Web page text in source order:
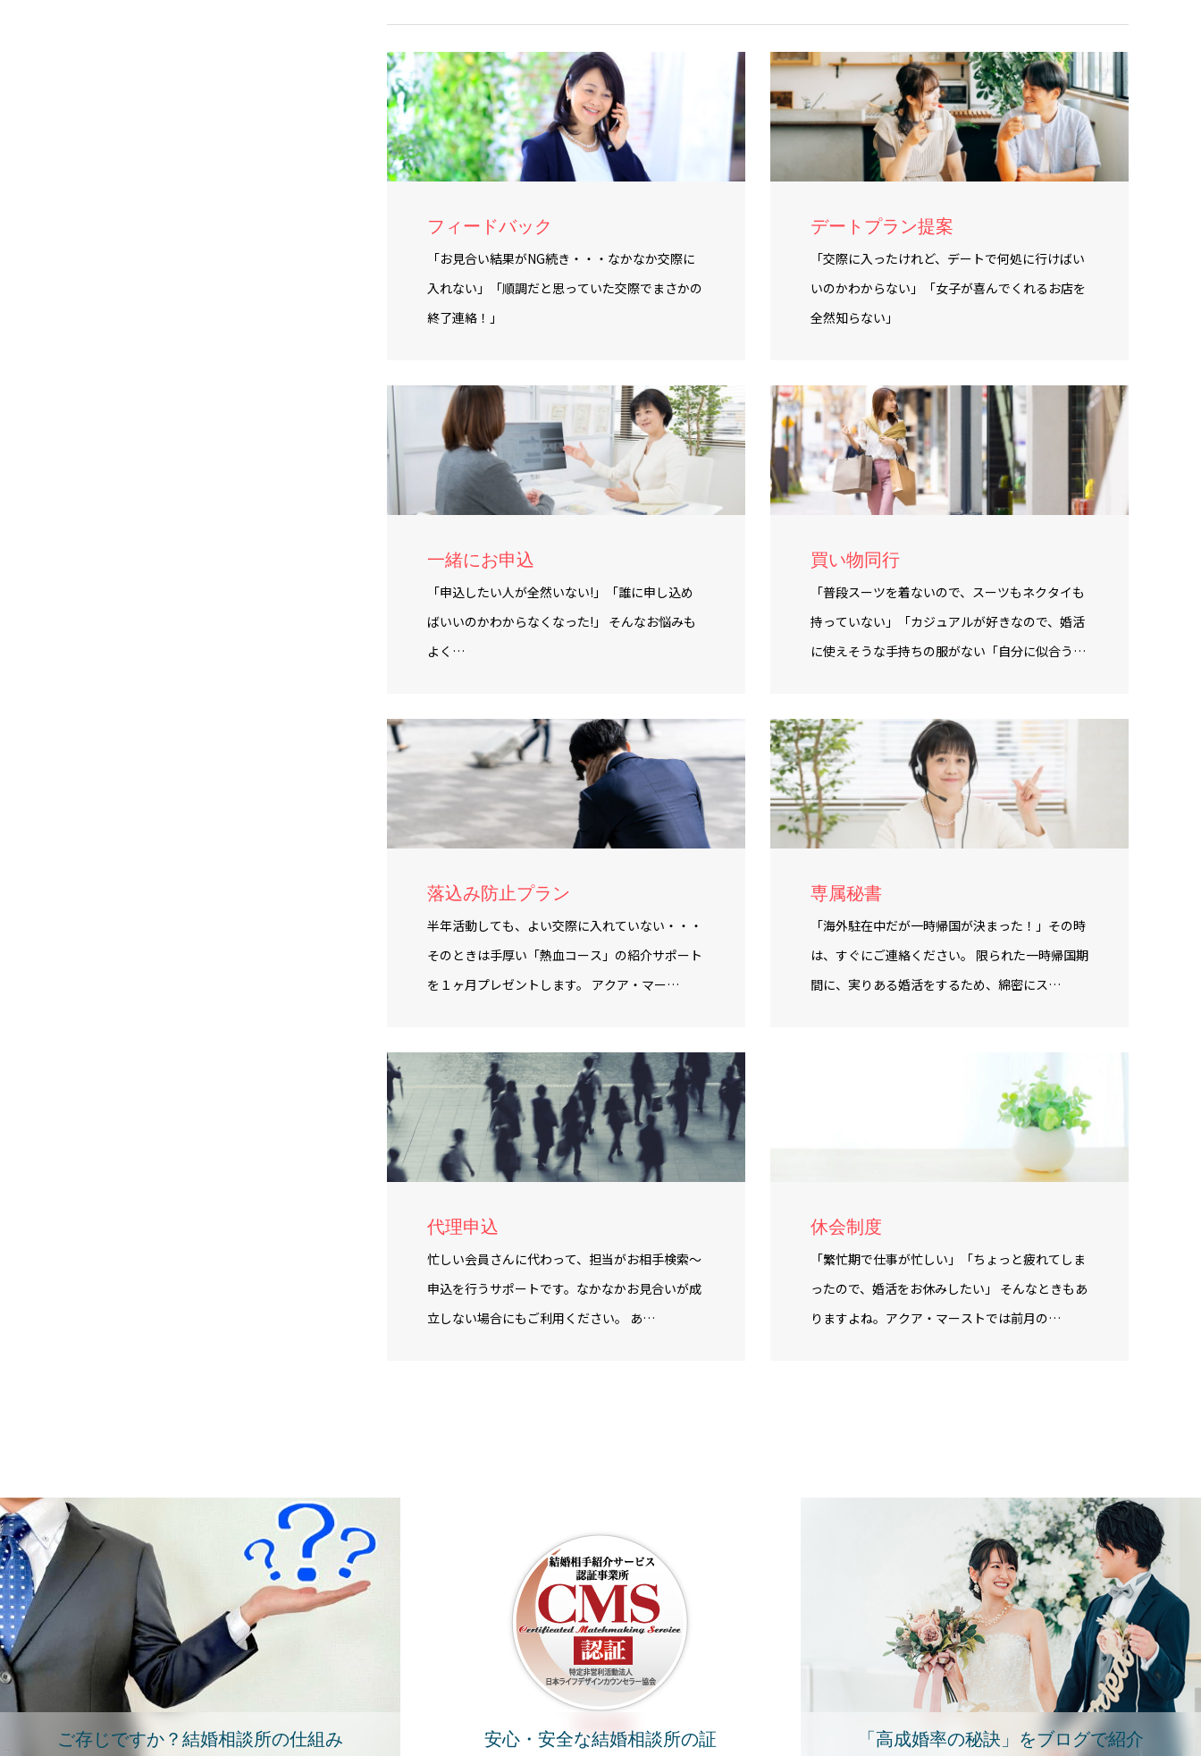
フィードバック
「お見合い結果がNG続き・・・なかなか交際に
入れない」「順調だと思っていた交際でまさかの
終了連絡！」
デートプラン提案
「交際に入ったけれど、デートで何処に行けばい
いのかわからない」「女子が喜んでくれるお店を
全然知らない」
一緒にお申込
「申込したい人が全然いない!」「誰に申し込め
ばいいのかわからなくなった!」 そんなお悩みも
よく…
買い物同行
「普段スーツを着ないので、スーツもネクタイも
持っていない」「カジュアルが好きなので、婚活
に使えそうな手持ちの服がない「自分に似合う…
落込み防止プラン
半年活動しても、よい交際に入れていない・・・
そのときは手厚い「熱血コース」の紹介サポート
を１ヶ月プレゼントします。 アクア・マー…
専属秘書
「海外駐在中だが一時帰国が決まった！」その時
は、すぐにご連絡ください。 限られた一時帰国期
間に、実りある婚活をするため、綿密にス…
代理申込
忙しい会員さんに代わって、担当がお相手検索～
申込を行うサポートです。なかなかお見合いが成
立しない場合にもご利用ください。 あ…
休会制度
「繁忙期で仕事が忙しい」「ちょっと疲れてしま
ったので、婚活をお休みしたい」 そんなときもあ
りますよね。アクア・マーストでは前月の…
ご存じですか？結婚相談所の仕組み 安心・安全な結婚相談所の証 「高成婚率の秘訣」をブログで紹介